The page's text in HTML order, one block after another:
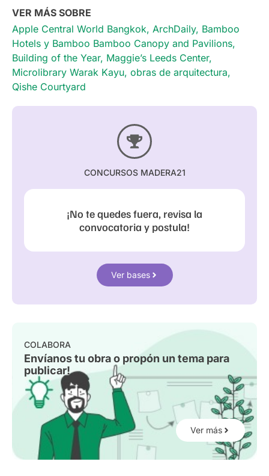
VER MÁS SOBRE
Apple Central World Bangkok, ArchDaily, Bamboo
Hotels y Bamboo Bamboo Canopy and Pavilions,
Building of the Year, Maggie’s Leeds Center,
Microlibrary Warak Kayu, obras de arquitectura,
Qishe Courtyard
CONCURSOS MADERA21
¡No te quedes fuera, revisa la
convocatoria y postula!
Ver bases
COLABORA
Envíanos tu obra o propón un tema para
publicar!
Ver más